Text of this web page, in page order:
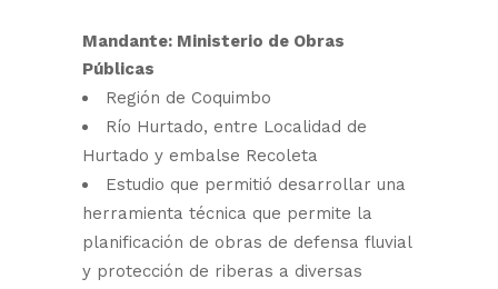
Mandante: Ministerio de Obras
Públicas
Región de Coquimbo
Río Hurtado, entre Localidad de
Hurtado y embalse Recoleta
Estudio que permitió desarrollar una
herramienta técnica que permite la
planificación de obras de defensa fluvial
y protección de riberas a diversas